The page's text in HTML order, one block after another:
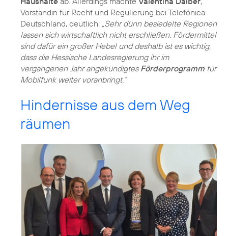
Vorständin für Recht und Regulierung bei Telefónica
Deutschland, deutlich: „Sehr dünn besiedelte Regionen
lassen sich wirtschaftlich nicht erschließen. Fördermittel
sind dafür ein großer Hebel und deshalb ist es wichtig,
dass die Hessische Landesregierung ihr im
vergangenen Jahr angekündigtes Förderprogramm für
Mobilfunk weiter voranbringt.“
Hindernisse aus dem Weg
räumen